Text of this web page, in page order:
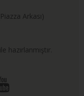
Arkası)
hazırlanmıştır.